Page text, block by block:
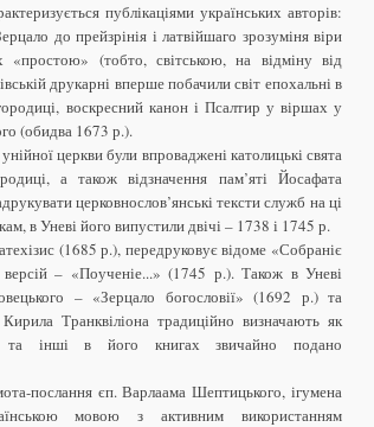
публікаціями українських авторів:
до прейзрінія і латвійшаго зрозуміня віри
(тобто, світською, на відміну від
друкарні вперше побачили світ епохальні в
воскресний канон і Псалтир у віршах у
(обидва 1673 р.).
церкви були впроваджені католицькі свята
а також відзначення пам’яті Йосафата
церковнослов’янські тексти служб на ці
в Уневі його випустили двічі – 1738 і 1745 р.
(1685 р.), передруковує відоме «Собраніє
– «Поученіе...» (1745 р.). Також в Уневі
– «Зерцало богословії» (1692 р.) та
Транквіліона традиційно визначають як
інші в його книгах звичайно подано
послання єп. Варлаама Шептицького, ігумена
мовою з активним використанням